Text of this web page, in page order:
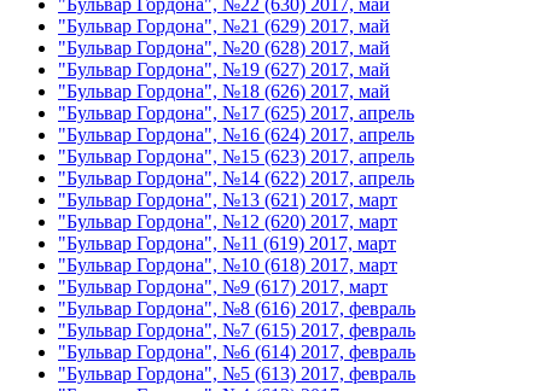
"Бульвар Гордона", №22 (630) 2017, май
"Бульвар Гордона", №21 (629) 2017, май
"Бульвар Гордона", №20 (628) 2017, май
"Бульвар Гордона", №19 (627) 2017, май
"Бульвар Гордона", №18 (626) 2017, май
"Бульвар Гордона", №17 (625) 2017, апрель
"Бульвар Гордона", №16 (624) 2017, апрель
"Бульвар Гордона", №15 (623) 2017, апрель
"Бульвар Гордона", №14 (622) 2017, апрель
"Бульвар Гордона", №13 (621) 2017, март
"Бульвар Гордона", №12 (620) 2017, март
"Бульвар Гордона", №11 (619) 2017, март
"Бульвар Гордона", №10 (618) 2017, март
"Бульвар Гордона", №9 (617) 2017, март
"Бульвар Гордона", №8 (616) 2017, февраль
"Бульвар Гордона", №7 (615) 2017, февраль
"Бульвар Гордона", №6 (614) 2017, февраль
"Бульвар Гордона", №5 (613) 2017, февраль